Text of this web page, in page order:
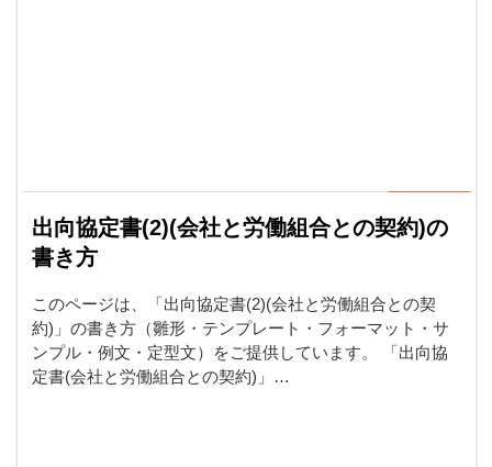
出向協定書(2)(会社と労働組合との契約)の
書き方
このページは、「出向協定書(2)(会社と労働組合との契
約)」の書き方（雛形・テンプレート・フォーマット・サ
ンプル・例文・定型文）をご提供しています。 「出向協
定書(会社と労働組合との契約)」…